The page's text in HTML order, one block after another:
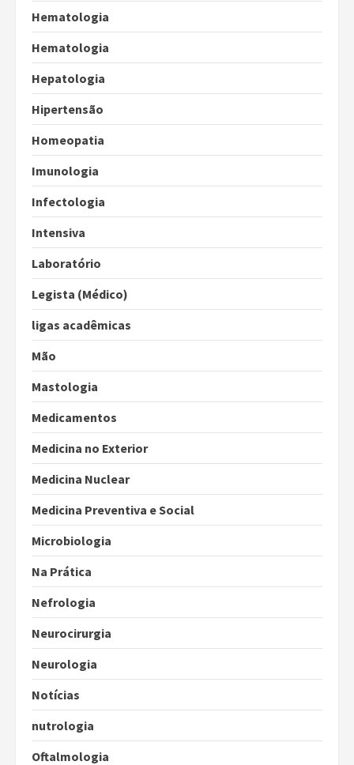
Hematologia
Hematologia
Hepatologia
Hipertensão
Homeopatia
Imunologia
Infectologia
Intensiva
Laboratório
Legista (Médico)
ligas acadêmicas
Mão
Mastologia
Medicamentos
Medicina no Exterior
Medicina Nuclear
Medicina Preventiva e Social
Microbiologia
Na Prática
Nefrologia
Neurocirurgia
Neurologia
Notícias
nutrologia
Oftalmologia